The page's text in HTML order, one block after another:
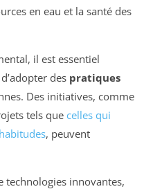
en eau et la santé des
il est essentiel
des pratiques
Des initiatives, comme
tels que celles qui
, peuvent
technologies innovantes,